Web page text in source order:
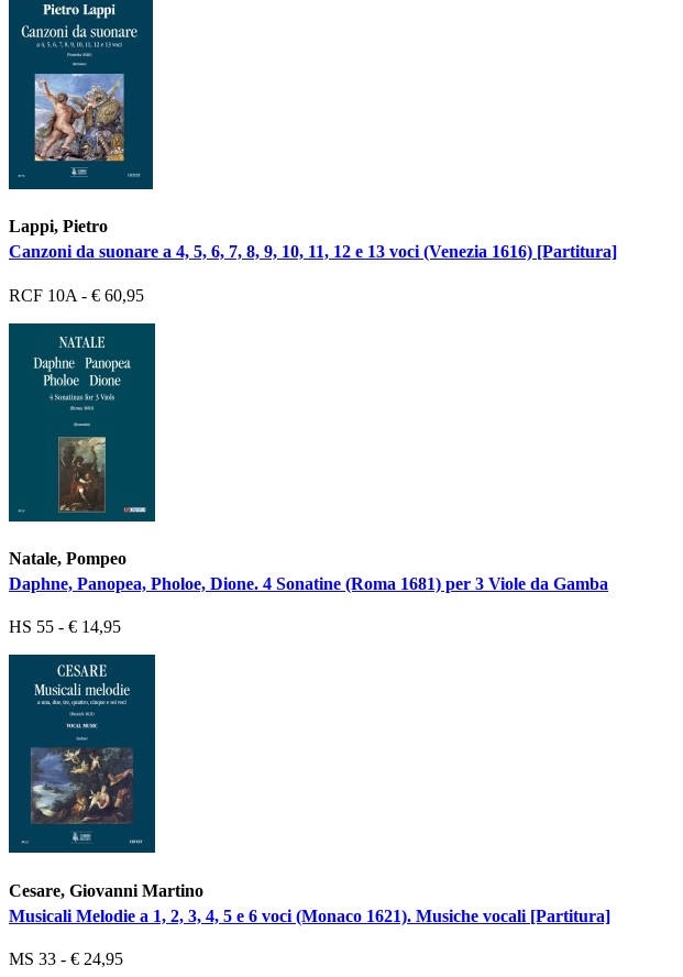
Lappi, Pietro
Canzoni da suonare a 4, 5, 6, 7, 8, 9, 10, 11, 12 e 13 voci (Venezia 1616) [Partitura]
RCF 10A - € 60,95
Natale, Pompeo
Daphne, Panopea, Pholoe, Dione. 4 Sonatine (Roma 1681) per 3 Viole da Gamba
HS 55 - € 14,95
Cesare, Giovanni Martino
Musicali Melodie a 1, 2, 3, 4, 5 e 6 voci (Monaco 1621). Musiche vocali [Partitura]
MS 33 - € 24,95